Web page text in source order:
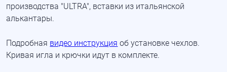
производства "ULTRA", вставки из итальянской
алькантары.
Подробная видео инструкция об установке чехлов.
Кривая игла и крючки идут в комплекте.